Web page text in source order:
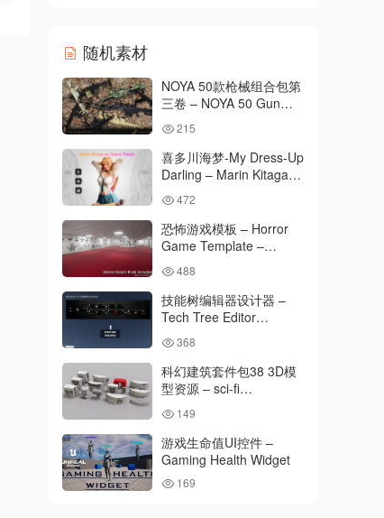
随机素材
NOYA 50款枪械组合包第
三卷 – NOYA 50 Gun
215
喜多川海梦-My Dress-Up
Darling – Marin Kitagawa
Model – UE4
472
恐怖游戏模板 – Horror
Game Template –
488
技能树编辑器设计器 –
Tech Tree Editor
368
科幻建筑套件包38 3D模
型资源 – sci-fi
3D model
149
游戏生命值UI控件 –
Gaming Health Widget
169